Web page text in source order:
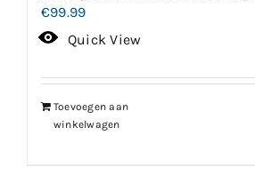
€99.99
Quick View
Toevoegen aan
winkelwagen